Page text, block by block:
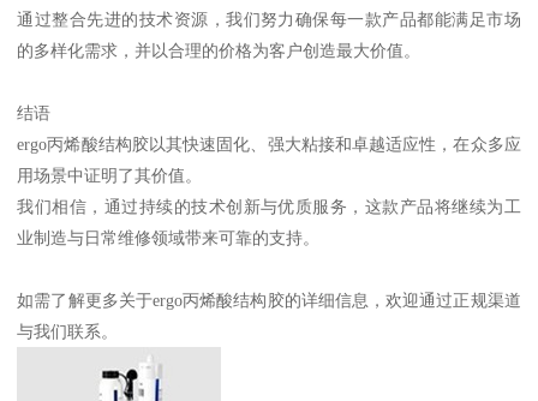
通过整合先进的技术资源，我们努力确保每一款产品都能满足市场
的多样化需求，并以合理的价格为客户创造最大价值。
结语
ergo丙烯酸结构胶以其快速固化、强大粘接和卓越适应性，在众多应
用场景中证明了其价值。
我们相信，通过持续的技术创新与优质服务，这款产品将继续为工
业制造与日常维修领域带来可靠的支持。
如需了解更多关于ergo丙烯酸结构胶的详细信息，欢迎通过正规渠道
与我们联系。